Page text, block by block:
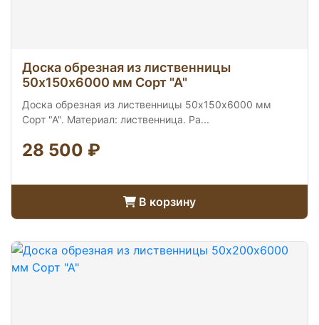
Доска обрезная из лиственницы
50х150х6000 мм Сорт "А"
Доска обрезная из лиственницы 50х150х6000 мм
Сорт "А". Материал: лиственница. Ра...
28 500 ₽
В корзину